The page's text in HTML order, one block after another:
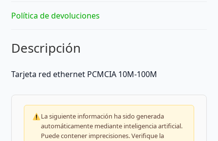
Política de devoluciones
Descripción
Tarjeta red ethernet PCMCIA 10M-100M
La siguiente información ha sido generada
automáticamente mediante inteligencia artificial.
Puede contener imprecisiones. Verifique la